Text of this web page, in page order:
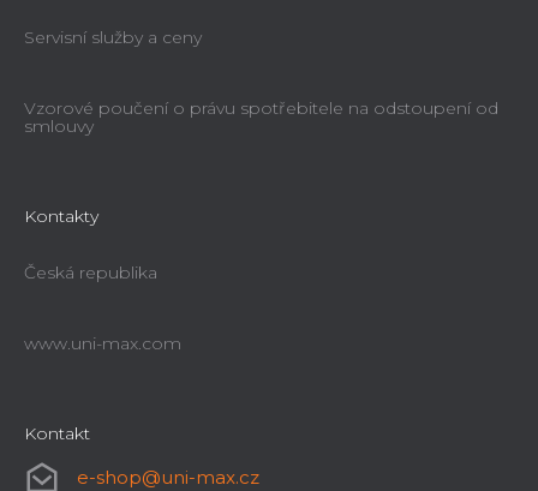
Servisní služby a ceny
Vzorové poučení o právu spotřebitele na odstoupení od
smlouvy
Kontakty
Česká republika
www.uni-max.com
Kontakt
e-shop@uni-max.cz